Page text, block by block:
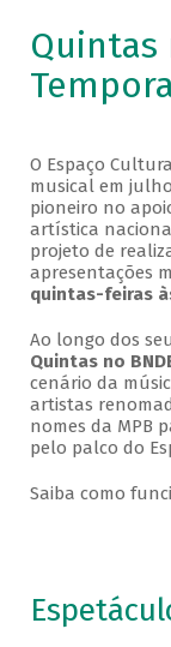
Quintas
O Espaço
musical em
pioneiro no
artística
projeto de
apresentações
quintas-feiras
Ao longo dos
Quintas no
cenário da
artistas
nomes da MPB
pelo palco do
Saiba como